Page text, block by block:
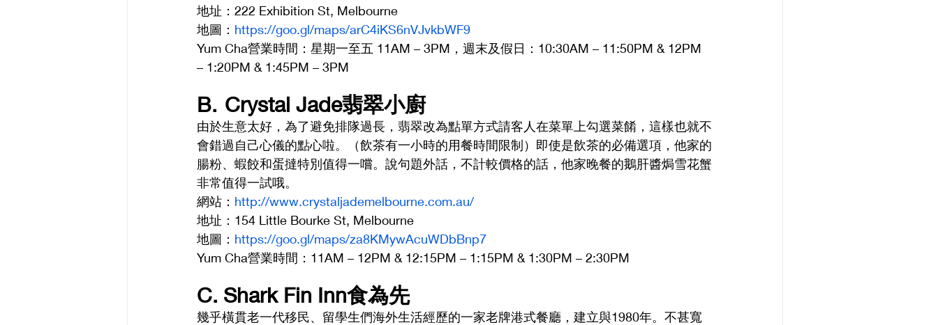
地址：222 Exhibition St, Melbourne
地圖： https://goo.gl/maps/arC4iKS6nVJvkbWF9
Yum Cha營業時間：星期一至五 11AM – 3PM，週末及假日：10:30AM – 11:50PM & 12PM
– 1:20PM & 1:45PM – 3PM
B.	Crystal Jade翡翠小廚
由於生意太好，為了避免排隊過長，翡翠改為點單方式請客人在菜單上勾選菜餚，這樣也就不
會錯過自己心儀的點心啦。（飲茶有一小時的用餐時間限制）即使是飲茶的必備選項，他家的
腸粉、蝦餃和蛋撻特別值得一嚐。說句題外話，不計較價格的話，他家晚餐的鵝肝醬焗雪花蟹
非常值得一試哦。
網站： http://www.crystaljademelbourne.com.au/
地址：154 Little Bourke St, Melbourne
地圖： https://goo.gl/maps/za8KMywAcuWDbBnp7
Yum Cha營業時間：11AM – 12PM & 12:15PM – 1:15PM & 1:30PM – 2:30PM
C. Shark Fin Inn食為先
幾乎橫貫老一代移民、留學生們海外生活經歷的一家老牌港式餐廳，建立與1980年。不甚寬